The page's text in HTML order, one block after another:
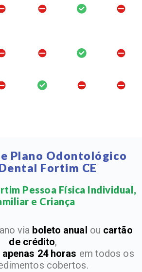
Plano Odontológico
Fortim CE
Pessoa Física Individual,
e Criança​
via boleto anual ou cartão
de crédito,
24 horas em todos os
cobertos.